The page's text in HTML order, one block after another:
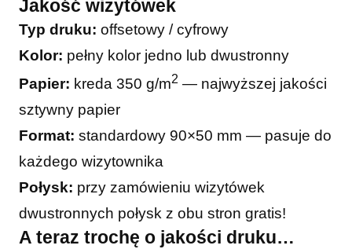
Jakość wizytówek
Typ druku: offsetowy / cyfrowy
Kolor: pełny kolor jedno lub dwustronny
Papier: kreda 350 g/m2 — najwyższej jakości
sztywny papier
Format: standardowy 90×50 mm — pasuje do
każdego wizytownika
Połysk: przy zamówieniu wizytówek
dwustronnych połysk z obu stron gratis!
A teraz trochę o jakości druku…